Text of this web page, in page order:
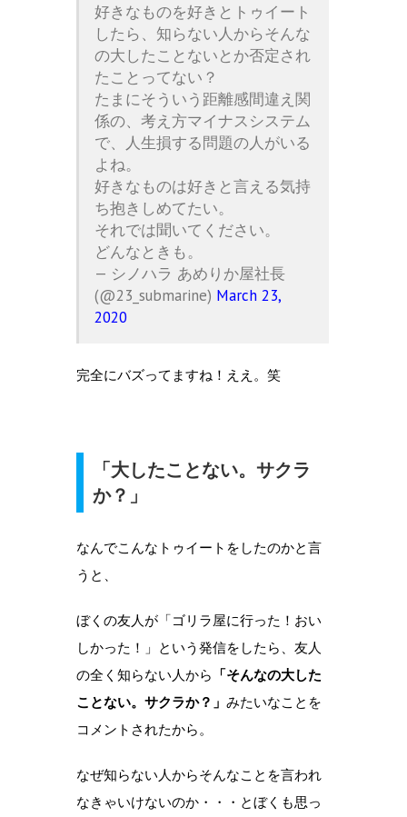
好きなものを好きとトゥイート
したら、知らない人からそんな
の大したことないとか否定され
たことってない？
たまにそういう距離感間違え関
係の、考え方マイナスシステム
で、人生損する問題の人がいる
よね。
好きなものは好きと言える気持
ち抱きしめてたい。
それでは聞いてください。
どんなときも。
— シノハラ あめりか屋社長
(@23_submarine) March 23,
2020
完全にバズってますね！ええ。笑
「大したことない。サクラ
か？」
なんでこんなトゥイートをしたのかと言
うと、
ぼくの友人が「ゴリラ屋に行った！おい
しかった！」という発信をしたら、友人
の全く知らない人から 「そんなの大した
ことない。サクラか？」 みたいなことを
コメントされたから。
なぜ知らない人からそんなことを言われ
なきゃいけないのか・・・とぼくも思っ